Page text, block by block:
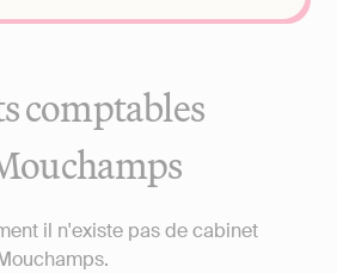
comptables
il n'existe pas de cabinet